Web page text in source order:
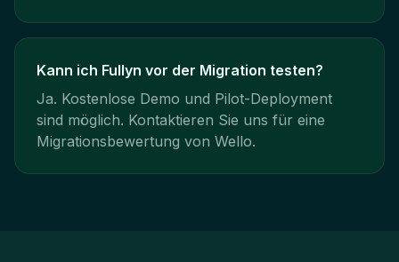
Kann ich Fullyn vor der Migration testen?
Ja. Kostenlose Demo und Pilot-Deployment
sind möglich. Kontaktieren Sie uns für eine
Migrationsbewertung von Wello.